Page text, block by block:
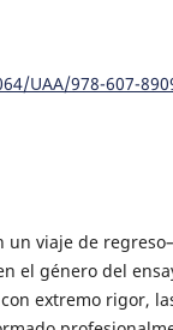
UAA/978-607-
un viaje de
el género del
extremo rigor,